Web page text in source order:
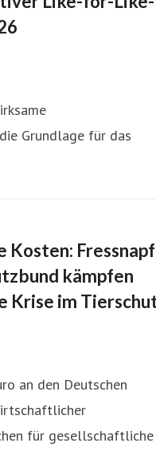
Grundlage für das
Fressnapf
kämpfen
Krise im
an den Deutschen
für gesellschaftliche